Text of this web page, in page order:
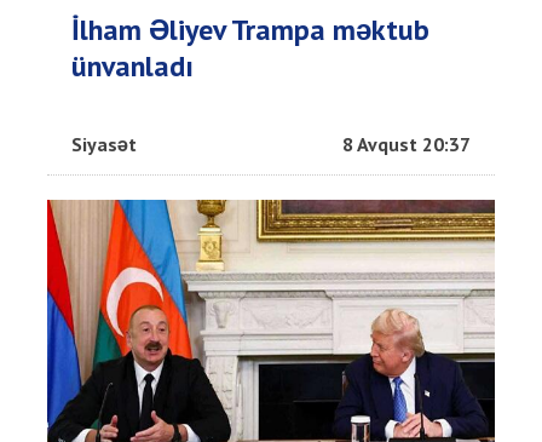
İlham Əliyev Trampa məktub
ünvanladı
Siyasət 8 Avqust 20:37